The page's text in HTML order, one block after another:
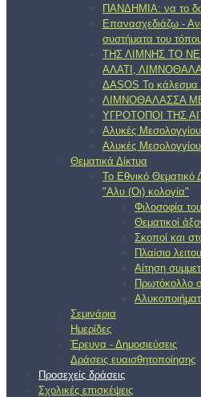
ΠΑΝΔΗΜΙΑ: να το
Επανασχεδιάζω -
συστήματα του
ΤΗΣ ΛΙΜΝΗΣ ΤΟ
ΑΛΑΤΙ,
ΔΑSOS Το κάλεσμα
ΛΙΜΝΟΘΑΛΑΣΣΑ
ΥΓΡΟΤΟΠΟΙ ΤΗΣ
Αλυκές Μεσολογγίου
Αλυκές
Θεματικά Δίκτυα
Το Εθνικό Θεματικό
"Αλυ (Oι) κολογία"
Φιλοσοφία
Θεματικοί
Σκοποί και
Πλαίσιο
Αίτηση
Πρωτόκολλο
Σεμινάρια
Ημερίδες
Έρευνα - Δημοσιεύσεις
Δράσεις ευαισθητοποίησης
Προσεχείς δράσεις
Σχολικές επισκέψεις